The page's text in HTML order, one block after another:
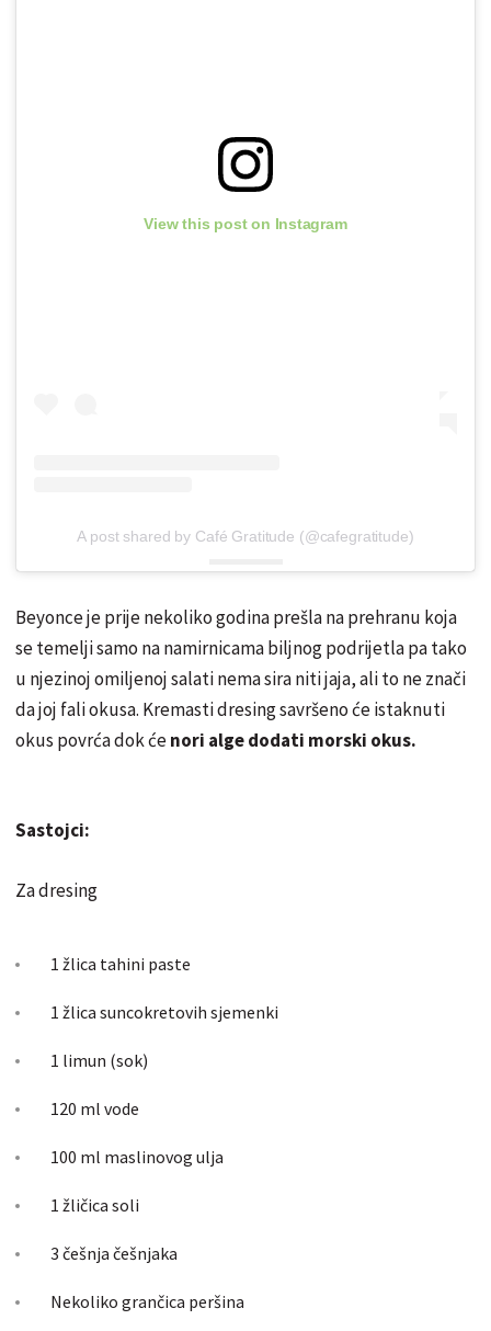
View this post on Instagram
A post shared by Café Gratitude (@cafegratitude)
Beyonce je prije nekoliko godina prešla na prehranu koja
se temelji samo na namirnicama biljnog podrijetla pa tako
u njezinoj omiljenoj salati nema sira niti jaja, ali to ne znači
da joj fali okusa. Kremasti dresing savršeno će istaknuti
okus povrća dok ćenori alge dodati morski okus.
Sastojci:
Za dresing
1 žlica tahini paste
1 žlica suncokretovih sjemenki
1 limun (sok)
120 ml vode
100 ml maslinovog ulja
1 žličica soli
3 češnja češnjaka
Nekoliko grančica peršina